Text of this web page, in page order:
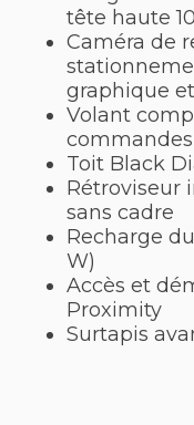
tête haute
Caméra de
graphique
Volant
Toit Black
Rétroviseur
sans cadre
Recharge
W)
Accès et
Proximity
Surtapis